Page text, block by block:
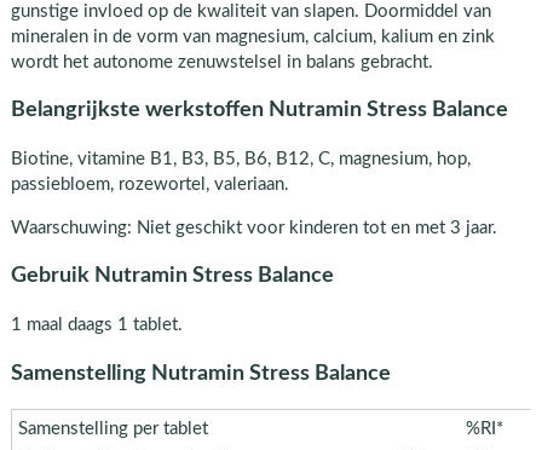
gunstige invloed op de kwaliteit van slapen. Doormiddel van
mineralen in de vorm van magnesium, calcium, kalium en zink
wordt het autonome zenuwstelsel in balans gebracht.
Belangrijkste werkstoffen Nutramin Stress Balance
Biotine, vitamine B1, B3, B5, B6, B12, C, magnesium, hop,
passiebloem, rozewortel, valeriaan.
Waarschuwing: Niet geschikt voor kinderen tot en met 3 jaar.
Gebruik Nutramin Stress Balance
1 maal daags 1 tablet.
Samenstelling Nutramin Stress Balance
Samenstelling per tablet
%RI*